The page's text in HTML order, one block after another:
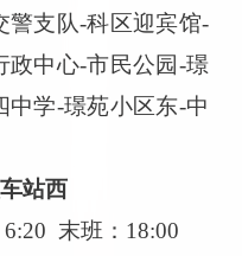
警支队-科区迎宾馆-
政中心-市民公园-璟
中学-璟苑小区东-中
站西
6:20 末班：18:00